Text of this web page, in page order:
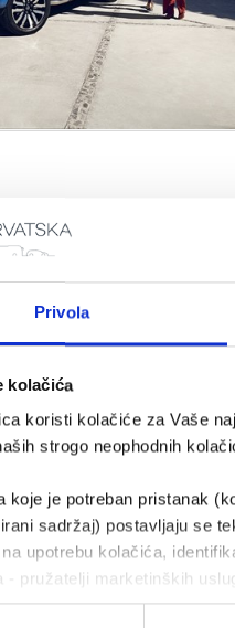
Privola
kolačića
koristi kolačiće za Vaše
strogo neophodnih
koje je potreban pristanak
sadržaj) postavljaju se
upotrebu kolačića,
- pružatelji marketinških
modernom
koristi: njegovi
ovlaštene Volkswagen